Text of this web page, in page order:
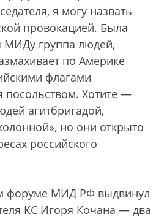
я могу назвать
провокацией. Была
МИДу группа людей,
по Америке
флагами
посольством. Хотите —
агитбригадой,
но они открыто
российского
форуме МИД РФ выдвинул
КС Игоря Кочана — два